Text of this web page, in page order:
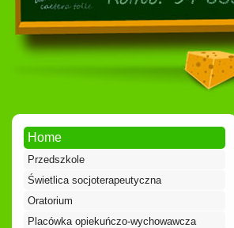
Home
Przedszkole
Świetlica socjoterapeutyczna
Oratorium
Placówka opiekuńczo-wychowawcza